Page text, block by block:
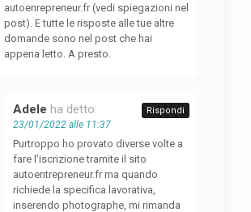
autoenrepreneur.fr (vedi spiegazioni nel
post). E tutte le risposte alle tue altre
domande sono nel post che hai
appena letto. A presto.
Adele ha detto:
23/01/2022 alle 11:37
Purtroppo ho provato diverse volte a
fare l’iscrizione tramite il sito
autoentrepreneur.fr ma quando
richiede la specifica lavorativa,
inserendo photographe, mi rimanda
Rispondi